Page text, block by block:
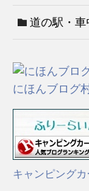
道の駅・車
にほんブログ
キャンピング